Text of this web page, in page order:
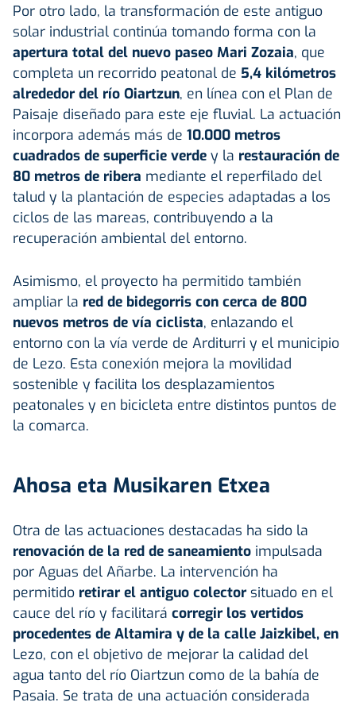
Por otro lado, la transformación de este antiguo
solar industrial continúa tomando forma con la
apertura total del nuevo paseo Mari Zozaia, que
completa un recorrido peatonal de 5,4 kilómetros
alrededor del río Oiartzun, en línea con el Plan de
Paisaje diseñado para este eje fluvial. La actuación
incorpora además más de 10.000 metros
cuadrados de superficie verde y la restauración de
80 metros de ribera mediante el reperfilado del
talud y la plantación de especies adaptadas a los
ciclos de las mareas, contribuyendo a la
recuperación ambiental del entorno.
Asimismo, el proyecto ha permitido también
ampliar la red de bidegorris con cerca de 800
nuevos metros de vía ciclista, enlazando el
entorno con la vía verde de Arditurri y el municipio
de Lezo. Esta conexión mejora la movilidad
sostenible y facilita los desplazamientos
peatonales y en bicicleta entre distintos puntos de
la comarca.
Ahosa eta Musikaren Etxea
Otra de las actuaciones destacadas ha sido la
renovación de la red de saneamiento impulsada
por Aguas del Añarbe. La intervención ha
permitido retirar el antiguo colector situado en el
cauce del río y facilitará corregir los vertidos
procedentes de Altamira y de la calle Jaizkibel, en
Lezo, con el objetivo de mejorar la calidad del
agua tanto del río Oiartzun como de la bahía de
Pasaia. Se trata de una actuación considerada